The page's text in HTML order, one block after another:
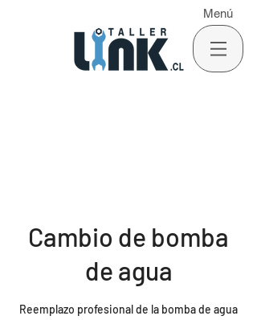
Menú
Cambio de bomba
de agua
Reemplazo profesional de la bomba de agua